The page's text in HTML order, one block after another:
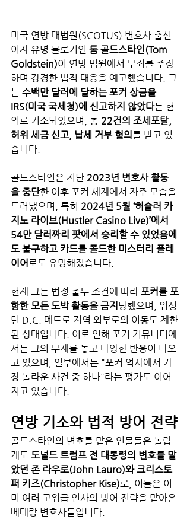
미국 연방 대법원(SCOTUS) 변호사 출신
이자 유명 블로거인 톰 골드스타인(Tom
Goldstein)이 연방 법원에서 무죄를 주장
하며 강경한 법적 대응을 예고했습니다. 그
는 수백만 달러에 달하는 포커 상금을
IRS(미국 국세청)에 신고하지 않았다는 혐
의로 기소되었으며, 총 22건의 조세포탈,
허위 세금 신고, 납세 거부 혐의를 받고 있
습니다.
골드스타인은 지난 2023년 변호사 활동
을 중단한 이후 포커 세계에서 자주 모습을
드러냈으며, 특히 2024년 5월 ‘허슬러 카
지노 라이브(Hustler Casino Live)’에서
54만 달러짜리 팟에서 승리할 수 있었음에
도 불구하고 카드를 폴드한 미스터리 플레
이어로도 유명해졌습니다.
현재 그는 법정 출두 조건에 따라 포커를 포
함한 모든 도박 활동을 금지 당했으며, 워싱
턴 D.C. 메트로 지역 외부로의 이동도 제한
된 상태입니다. 이로 인해 포커 커뮤니티에
서는 그의 부재를 놓고 다양한 반응이 나오
고 있으며, 일부에서는 "포커 역사에서 가
장 놀라운 사건 중 하나"라는 평가도 이어
지고 있습니다.
연방 기소와 법적 방어 전략
골드스타인의 변호를 맡은 인물들은 놀랍
게도 도널드 트럼프 전 대통령의 변호를 맡
았던 존 라우로(John Lauro)와 크리스토
퍼 키즈(Christopher Kise)로, 이들은 이
미 여러 고위급 인사의 방어 전략을 맡아온
베테랑 변호사들입니다.